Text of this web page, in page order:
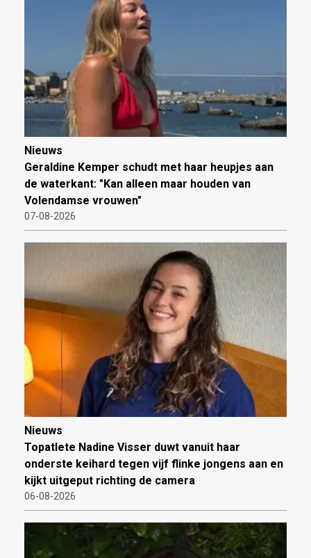
Nieuws
Geraldine Kemper schudt met haar heupjes aan
de waterkant: "Kan alleen maar houden van
Volendamse vrouwen"
07-08-2026
Nieuws
Topatlete Nadine Visser duwt vanuit haar
onderste keihard tegen vijf flinke jongens aan en
kijkt uitgeput richting de camera
06-08-2026